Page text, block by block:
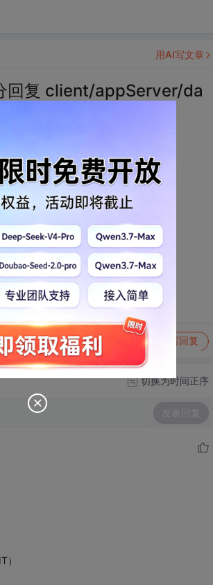
回复 client/appServer/da
实践， 依赖于具体需求？
报 写回复
用AI写文章
切换为时间正序
发表回复